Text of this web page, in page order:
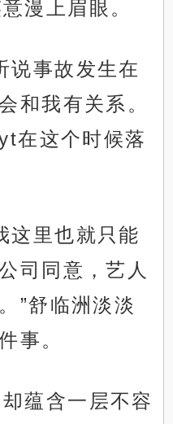
漫上眉眼。
说事故发生在
和我有关系。
在这个时候落
这里也就只能
司同意，艺人
”舒临洲淡淡
事。
蕴含一层不容